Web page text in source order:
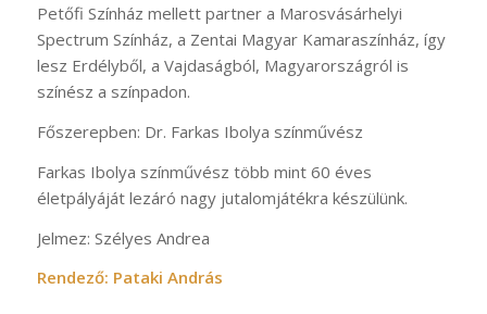
Petőfi Színház mellett partner a Marosvásárhelyi
Spectrum Színház, a Zentai Magyar Kamaraszínház, így
lesz Erdélyből, a Vajdaságból, Magyarországról is
színész a színpadon.
Főszerepben: Dr. Farkas Ibolya színművész
Farkas Ibolya színművész több mint 60 éves
életpályáját lezáró nagy jutalomjátékra készülünk.
Jelmez: Szélyes Andrea
Rendező: Pataki András